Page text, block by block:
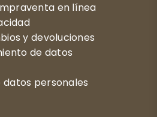
en línea
y devoluciones
de datos
personales